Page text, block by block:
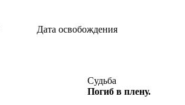
Дата освобождения
Судьба
Погиб в плену.